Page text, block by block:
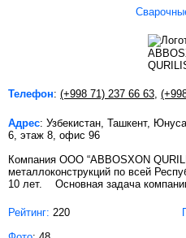
Телефон: (+998 71) 237 66 63
Адрес: Узбекистан, Ташкент,
6, этаж 8, офис 96
Компания OOO “ABBOSXON
металлоконструкций по всей
10 лет. Основная задача
Рейтинг: 220